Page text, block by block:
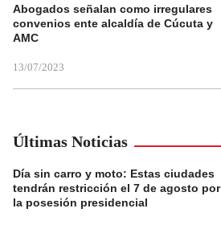
Abogados señalan como irregulares
convenios ente alcaldía de Cúcuta y
AMC
13/07/2023
Últimas Noticias
Día sin carro y moto: Estas ciudades
tendrán restricción el 7 de agosto por
la posesión presidencial